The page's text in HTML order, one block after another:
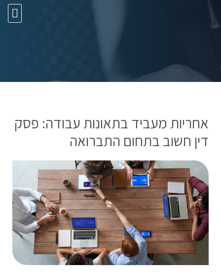
אחריות מעביד בתאונות עבודה: פסק
דין חשוב בתחום התברואה